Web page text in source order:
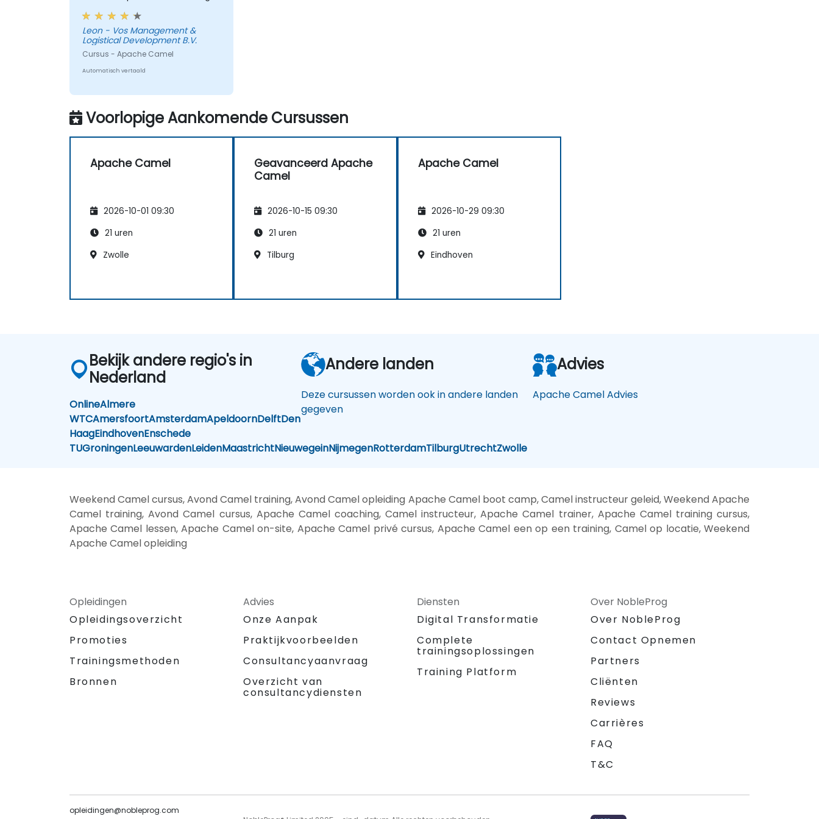
konden hebben.
Leon - Vos Management &
Logistical Development B.V.
Cursus - Apache Camel
Automatisch vertaald
Voorlopige Aankomende Cursussen
Apache Camel
2026-10-01 09:30
21 uren
Zwolle
Geavanceerd Apache
Camel
2026-10-15 09:30
21 uren
Tilburg
Apache Camel
2026-10-29 09:30
21 uren
Eindhoven
Bekijk andere regio's in
Nederland
OnlineAlmere
WTCAmersfoortAmsterdamApeldoornDelftDen
HaagEindhovenEnschede
TUGroningenLeeuwardenLeidenMaastrichtNieuwegeinNijmegenRotterdamTilburgUtrechtZwolle
Andere landen
Deze cursussen worden ook in andere landen
gegeven
Advies
Apache Camel Advies
Weekend Camel cursus, Avond Camel training, Avond Camel opleiding Apache Camel boot camp, Camel instructeur geleid, Weekend Apache
Camel training, Avond Camel cursus, Apache Camel coaching, Camel instructeur, Apache Camel trainer, Apache Camel training cursus,
Apache Camel lessen, Apache Camel on-site, Apache Camel privé cursus, Apache Camel een op een training, Camel op locatie, Weekend
Apache Camel opleiding
Opleidingen
Opleidingsoverzicht
Promoties
Trainingsmethoden
Bronnen
Advies
Onze Aanpak
Praktijkvoorbeelden
Consultancyaanvraag
Overzicht van
consultancydiensten
Diensten
Digital Transformatie
Complete
trainingsoplossingen
Training Platform
Over NobleProg
Over NobleProg
Contact Opnemen
Partners
Cliënten
Reviews
Carrières
FAQ
T&C
opleidingen@nobleprog.com